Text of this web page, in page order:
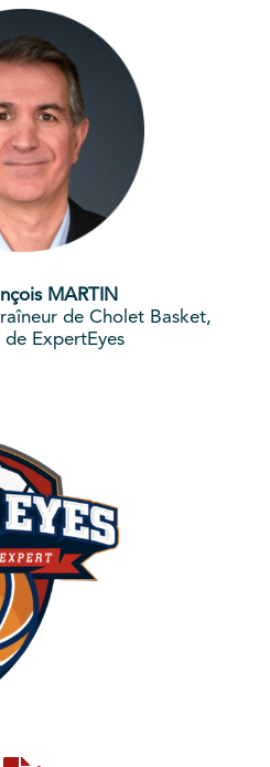
MARTIN
de Cholet Basket,
ExpertEyes